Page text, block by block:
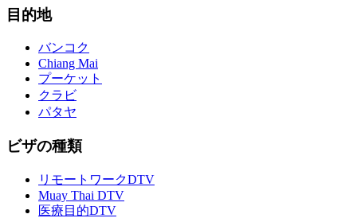
目的地
バンコク
Chiang Mai
プーケット
クラビ
パタヤ
ビザの種類
リモートワークDTV
Muay Thai DTV
医療目的DTV